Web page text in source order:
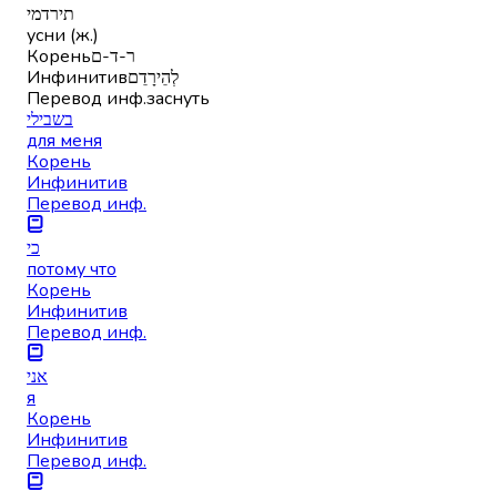
תירדמי
усни (ж.)
Кореньר-ד-ם
Инфинитивלְהֵירָדֵם
Перевод инф.заснуть
בשבילי
для меня
Корень
Инфинитив
Перевод инф.
כי
потому что
Корень
Инфинитив
Перевод инф.
אני
я
Корень
Инфинитив
Перевод инф.